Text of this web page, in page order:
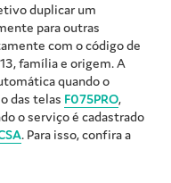
duplicar um
para outras
com o código de
família e origem. A
quando o
das telas F075PRO,
o serviço é cadastrado
. Para isso, confira a